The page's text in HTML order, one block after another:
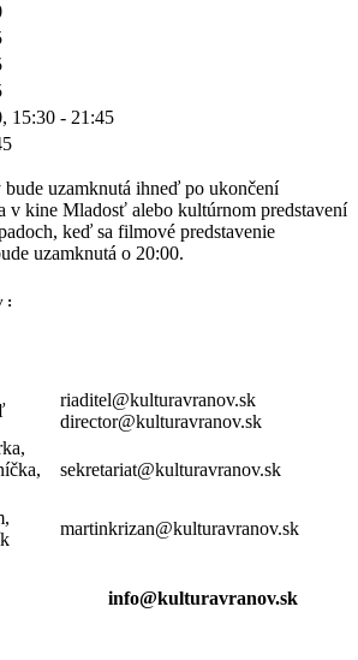
15:30 - 21:45
uzamknutá ihneď po ukončení
v kine Mladosť alebo kultúrnom predstavení
keď sa filmové predstavenie
uzamknutá o 20:00.
:
riaditel@kulturavranov.sk
director@kulturavranov.sk
sekretariat@kulturavranov.sk
martinkrizan@kulturavranov.sk
info@kulturavranov.sk